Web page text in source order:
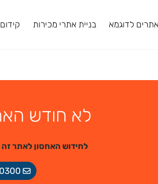
לדוגמא בניית אתרי מכירות קידום
לא חודש
לחידוש האחסון לאתר זה התקשר ל
077-2700300